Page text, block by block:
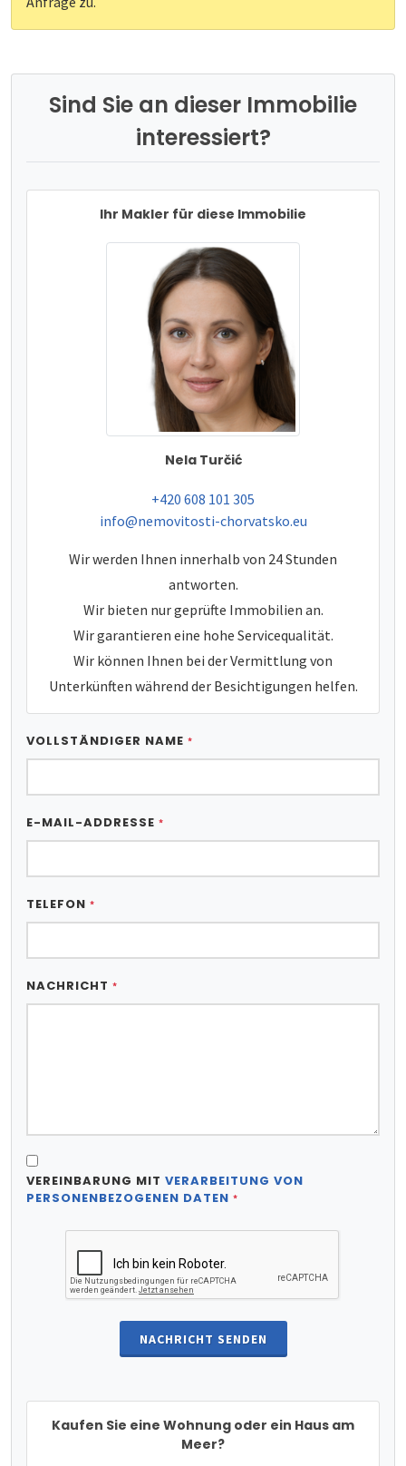
Sind Sie an dieser Immobilie
interessiert?
Ihr Makler für diese Immobilie
Nela Turčić
tel:
+420 608 101 305
e-mail:
info@nemovitosti-chorvatsko.eu
Wir werden Ihnen innerhalb von 24 Stunden
antworten.
Wir bieten nur geprüfte Immobilien an.
Wir garantieren eine hohe Servicequalität.
Wir können Ihnen bei der Vermittlung von
Unterkünften während der Besichtigungen helfen.
VOLLSTÄNDIGER NAME *
E-MAIL-ADDRESSE *
TELEFON *
NACHRICHT *
VEREINBARUNG MIT VERARBEITUNG VON
PERSONENBEZOGENEN DATEN *
NACHRICHT SENDEN
Kaufen Sie eine Wohnung oder ein Haus am
Meer?